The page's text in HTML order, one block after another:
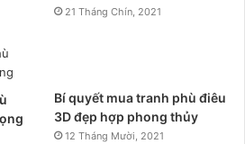
21 Tháng Chín, 2021
Bí quyết mua tranh phù điêu
3D đẹp hợp phong thủy
12 Tháng Mười, 2021